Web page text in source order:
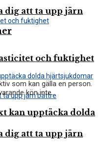
dig att ta upp järn
kan upptäcka dolda
och fuktighet
dig att ta upp järn
som kan gälla en person.
kön inte...